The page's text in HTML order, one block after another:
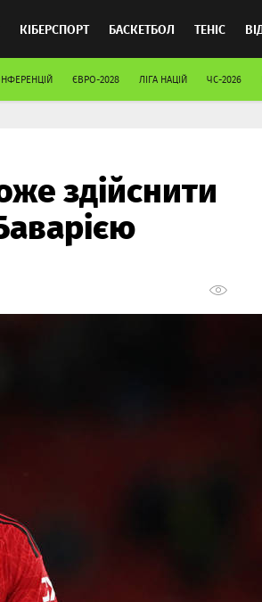
КІБЕРСПОРТ БАСКЕТБОЛ ТЕНІС
ЄВРО-2028 ЛІГА НАЦІЙ ЧС-2026
здійснити